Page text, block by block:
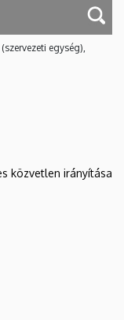
egység),
közvetlen irányítása